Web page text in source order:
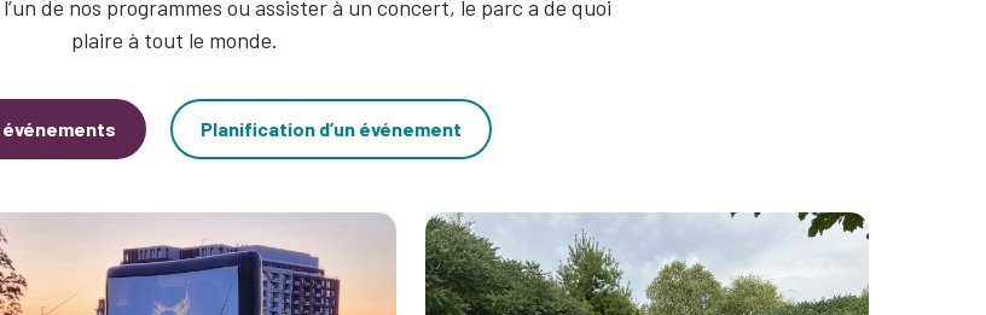
de nos programmes ou assister à un concert, le parc a de quoi
plaire à tout le monde.
Planification d’un événement
Thumbnail